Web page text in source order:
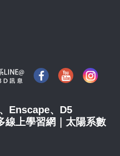
Enscape、D5
線上學習網｜太陽系數